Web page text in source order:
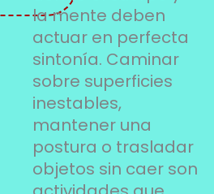
la mente deben
actuar en perfecta
sintonía. Caminar
sobre superficies
inestables,
mantener una
postura o trasladar
objetos sin caer son